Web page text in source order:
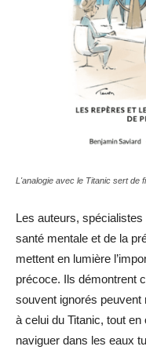
L'analogie avec le Titanic sert de
Les auteurs,
santé mentale et de la
mettent en lumière
précoce. Ils démontrent
souvent ignorés
à celui du Titanic, tout
naviguer dans les eaux